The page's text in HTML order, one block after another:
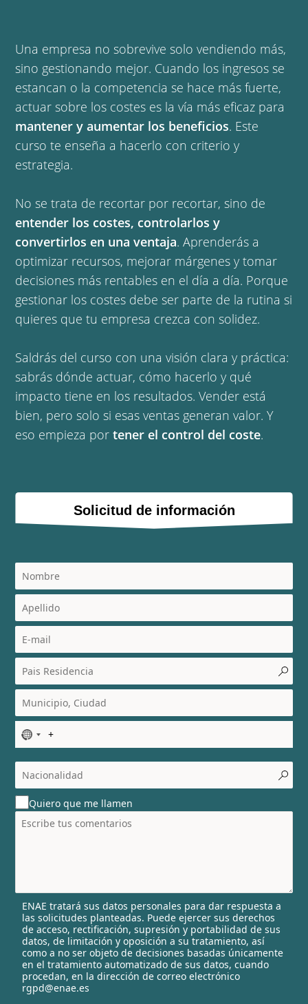
Una empresa no sobrevive solo vendiendo más,
sino gestionando mejor. Cuando los ingresos se
estancan o la competencia se hace más fuerte,
actuar sobre los costes es la vía más eficaz para
mantener y aumentar los beneficios. Este
curso te enseña a hacerlo con criterio y
estrategia.
No se trata de recortar por recortar, sino de
entender los costes, controlarlos y
convertirlos en una ventaja. Aprenderás a
optimizar recursos, mejorar márgenes y tomar
decisiones más rentables en el día a día. Porque
gestionar los costes debe ser parte de la rutina si
quieres que tu empresa crezca con solidez.
Saldrás del curso con una visión clara y práctica:
sabrás dónde actuar, cómo hacerlo y qué
impacto tiene en los resultados. Vender está
bien, pero solo si esas ventas generan valor. Y
eso empieza portener el control del coste.
Solicitud de información
N
o
c
o
u
n
t
l
e
c
t
e
d
Quiero que me llamen
ENAE tratará sus datos personales para dar respuesta a
las solicitudes planteadas. Puede ejercer sus derechos
de acceso, rectificación, supresión y portabilidad de sus
datos, de limitación y oposición a su tratamiento, así
como a no ser objeto de decisiones basadas únicamente
en el tratamiento automatizado de sus datos, cuando
procedan, en la dirección de correo electrónico
rgpd@enae.es